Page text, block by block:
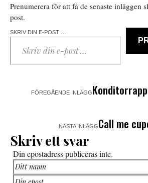
Prenumerera för att få de senaste inläggen
post.
SKRIV DIN E-POST …
FÖREGÅENDE INLÄGG
NÄSTA INLÄGGCall me
Skriv ett svar
Din epostadress publiceras inte.